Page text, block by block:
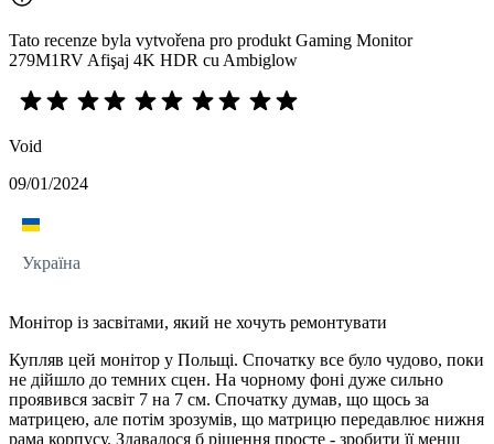
Tato recenze byla vytvořena pro produkt Gaming Monitor
279M1RV Afişaj 4K HDR cu Ambiglow
Void
09/01/2024
Україна
Монітор із засвітами, який не хочуть ремонтувати
Купляв цей монітор у Польщі. Спочатку все було чудово, поки
не дійшло до темних сцен. На чорному фоні дуже сильно
проявився засвіт 7 на 7 см. Спочатку думав, що щось за
матрицею, але потім зрозумів, що матрицю передавлює нижня
рама корпусу. Здавалося б рішення просте - зробити її менш